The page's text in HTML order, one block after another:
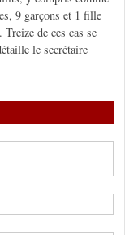
9 garçons et 1 fille
de ces cas se
le secrétaire